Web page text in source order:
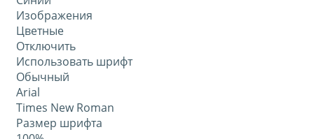
Изображения
Цветные
Отключить
Использовать шрифт
Обычный
Arial
Times New Roman
Размер шрифта